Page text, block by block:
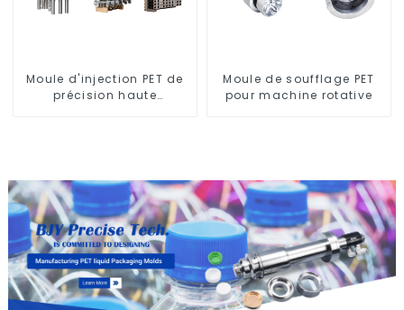
Moule d'injection PET de
précision haute
Moule de soufflage PET
pour machine rotative